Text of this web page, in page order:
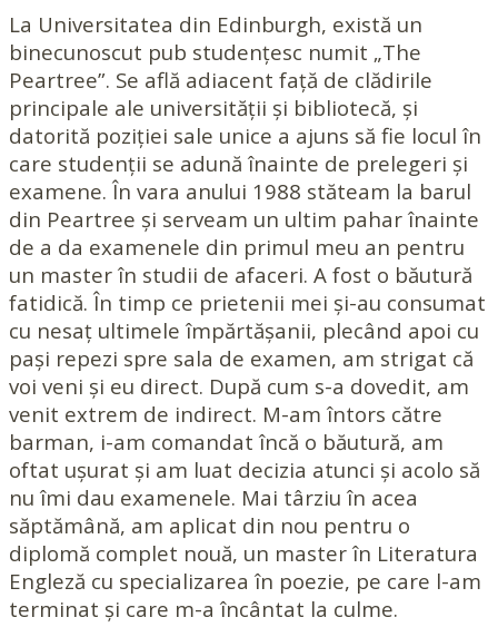
La Universitatea din Edinburgh, există un
binecunoscut pub studențesc numit „The
Peartree”. Se află adiacent față de clădirile
principale ale universității și bibliotecă, și
datorită poziției sale unice a ajuns să fie locul în
care studenții se adună înainte de prelegeri și
examene. În vara anului 1988 stăteam la barul
din Peartree și serveam un ultim pahar înainte
de a da examenele din primul meu an pentru
un master în studii de afaceri. A fost o băutură
fatidică. În timp ce prietenii mei și-au consumat
cu nesaț ultimele împărtășanii, plecând apoi cu
pași repezi spre sala de examen, am strigat că
voi veni și eu direct. După cum s-a dovedit, am
venit extrem de indirect. M-am întors către
barman, i-am comandat încă o băutură, am
oftat ușurat și am luat decizia atunci și acolo să
nu îmi dau examenele. Mai târziu în acea
săptămână, am aplicat din nou pentru o
diplomă complet nouă, un master în Literatura
Engleză cu specializarea în poezie, pe care l-am
terminat și care m-a încântat la culme.